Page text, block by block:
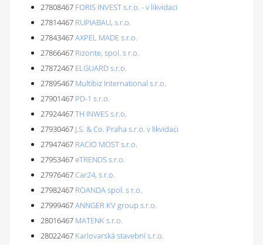
27808467 FORIS INVEST s.r.o. - v likvidaci
27814467 RUPIABAU, s.r.o.
27843467AXPEL MADE s.r.o.
27866467 Rizonte, spol. s r.o.
27872467 ELGUARD s.r.o.
27895467 Multibiz International s.r.o.
27901467 PD-1 s.r.o.
27924467TH INWES s.r.o.
27930467 J.S. & Co. Praha s.r.o. v likvidaci
27947467 RACIO MOST s.r.o.
27953467eTRENDS s.r.o.
27976467Car24, s.r.o.
27982467 ROANDA spol. s r.o.
27999467ANNGER KV group s.r.o.
28016467 MATENK s.r.o.
28022467 Karlovarská stavební s.r.o.